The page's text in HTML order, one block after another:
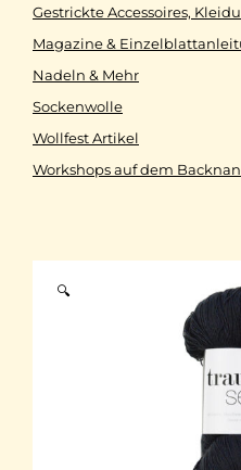
🔍
Gestrickte Accessoires,
Magazine &
Nadeln & Mehr
Sockenwolle
Wollfest Artikel
Workshops auf dem